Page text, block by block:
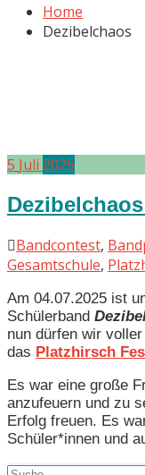
Home
Dezibelchaos
5 Juli 2025
Bandcontest,
Gesamtschule,
Am 04.07.2025 ist
Schülerband
nun dürfen wir
das Platzhirsch
Es war eine große
anzufeuern und zu
Erfolg freuen. Es
Schüler*innen und